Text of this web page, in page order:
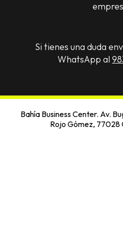
Si tienes una duda
WhatsApp al
Bahía Business Center. Av.
Rojo Gómez, 77028